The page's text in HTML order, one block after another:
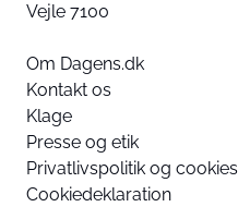
Vejle 7100
Om Dagens.dk
Kontakt os
Klage
Presse og etik
Privatlivspolitik og cookies
Cookiedeklaration